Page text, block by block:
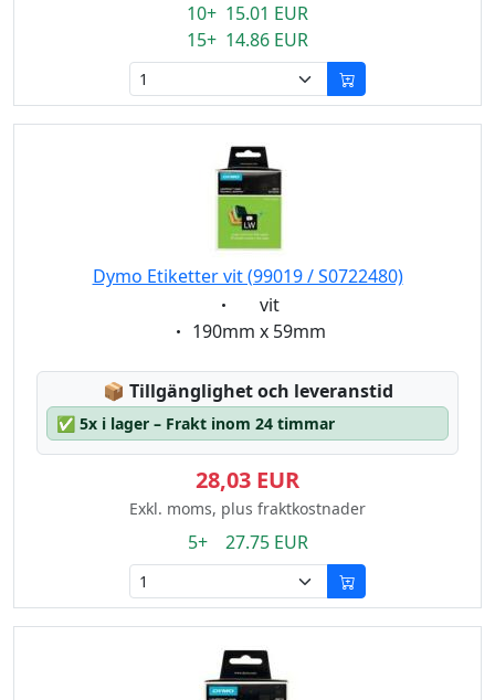
10+ 15.01 EUR
15+ 14.86 EUR
Dymo Etiketter vit (99019 / S0722480)
Eigenschaft:
vit
Eigenschaft:
190mm x 59mm
📦 Lagerstatus:
Tillgänglighet och leveranstid
✅ 5x i lager – Frakt inom 24 timmar
28,03 EUR
Exkl. moms, plus fraktkostnader
5+ 27.75 EUR